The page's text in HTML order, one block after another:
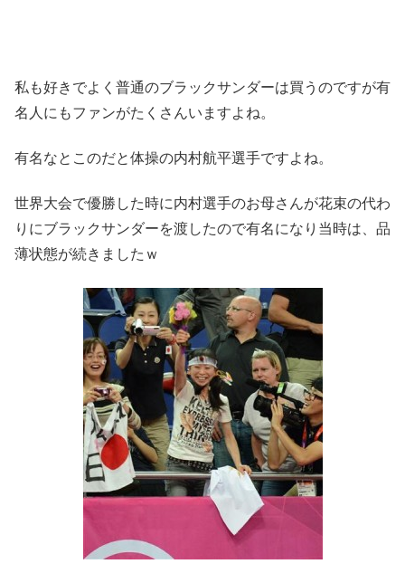
私も好きでよく普通のブラックサンダーは買うのですが有
名人にもファンがたくさんいますよね。
有名なとこのだと体操の内村航平選手ですよね。
世界大会で優勝した時に内村選手のお母さんが花束の代わ
りにブラックサンダーを渡したので有名になり当時は、品
薄状態が続きましたｗ